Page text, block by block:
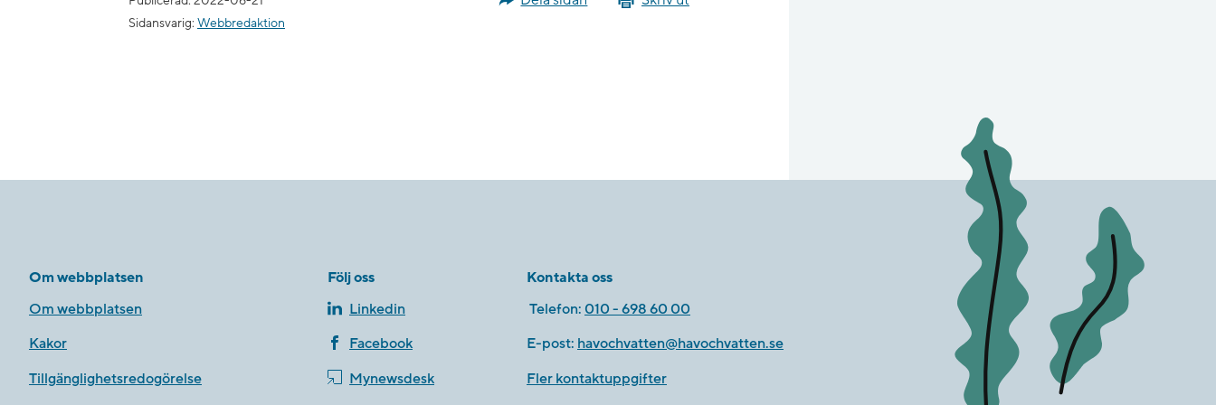
Sidansvarig: Webbredaktion
Om webbplatsen
Om webbplatsen
Kakor
Tillgänglighetsredogörelse
Följ oss
Linkedin
Facebook
Mynewsdesk
Kontakta oss
Telefon: 010 - 698 60 00
E-post: havochvatten@havochvatten.se
Fler kontaktuppgifter